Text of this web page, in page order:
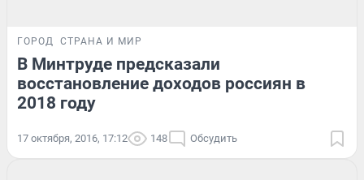
ГОРОД СТРАНА И МИР
В Минтруде предсказали
восстановление доходов россиян в
2018 году
17 октября, 2016, 17:12 148 Обсудить